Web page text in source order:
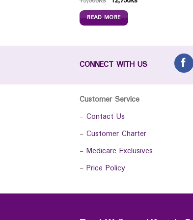
READ MORE
CONNECT WITH US
Customer Service
- Contact Us
- Customer Charter
- Medicare Exclusives
- Price Policy